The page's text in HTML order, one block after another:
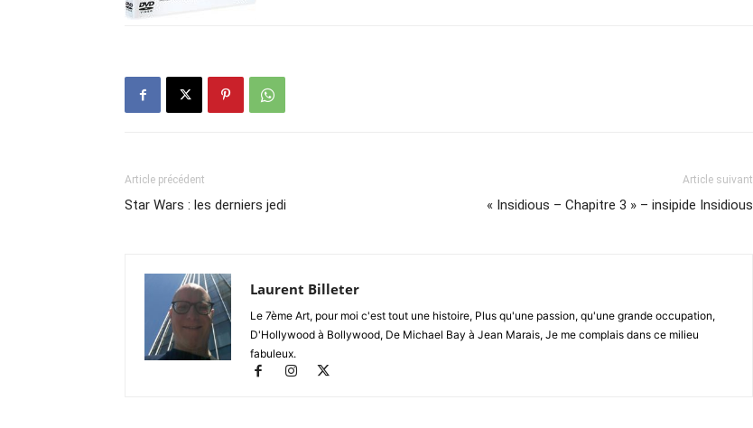
Article précédent
Star Wars : les derniers jedi
Article suivant
« Insidious – Chapitre 3 » – insipide Insidious
Laurent Billeter
Le 7ème Art, pour moi c'est tout une histoire, Plus qu'une passion, qu'une grande occupation,
D'Hollywood à Bollywood, De Michael Bay à Jean Marais, Je me complais dans ce milieu
fabuleux.